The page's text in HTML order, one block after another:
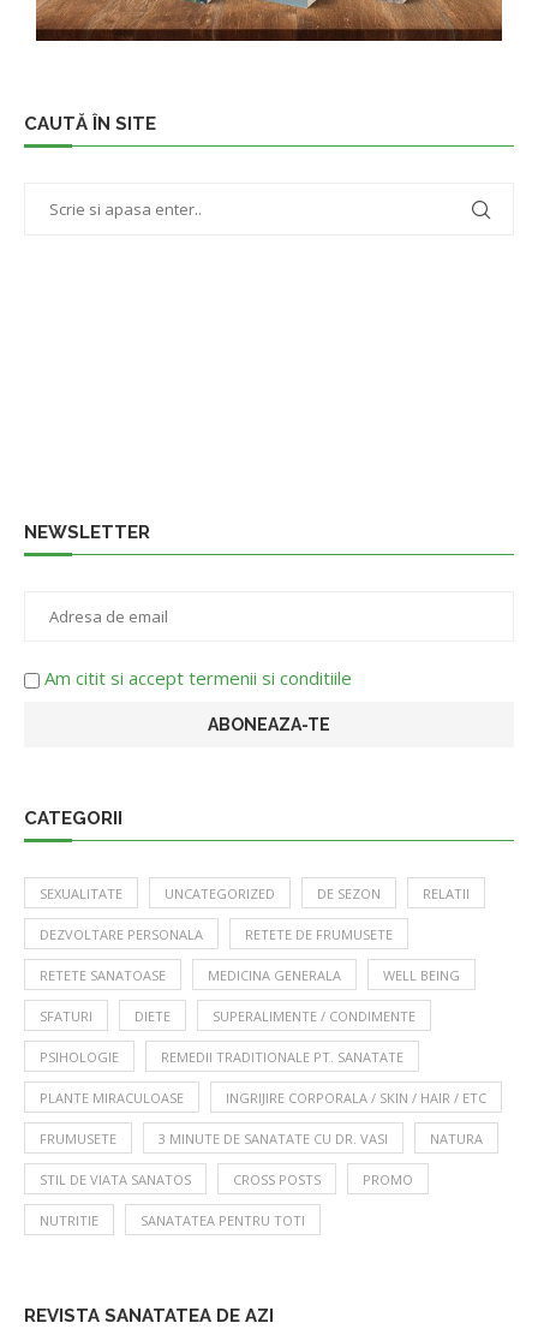
CAUTĂ ÎN SITE
NEWSLETTER
Am citit si accept termenii si conditiile
CATEGORII
SEXUALITATE UNCATEGORIZED DE SEZON RELATII
DEZVOLTARE PERSONALA RETETE DE FRUMUSETE
RETETE SANATOASE MEDICINA GENERALA WELL BEING
SFATURI DIETE SUPERALIMENTE / CONDIMENTE
PSIHOLOGIE REMEDII TRADITIONALE PT. SANATATE
PLANTE MIRACULOASE INGRIJIRE CORPORALA / SKIN / HAIR / ETC
FRUMUSETE 3 MINUTE DE SANATATE CU DR. VASI NATURA
STIL DE VIATA SANATOS CROSS POSTS PROMO
NUTRITIE SANATATEA PENTRU TOTI
REVISTA SANATATEA DE AZI